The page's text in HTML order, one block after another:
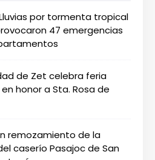
por tormenta tropical
47 emergencias
de Zet celebra feria
honor a Sta. Rosa de
remozamiento de la
caserío Pasajoc de San